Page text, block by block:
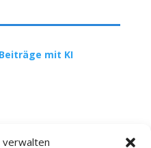
verwalten
mit KI